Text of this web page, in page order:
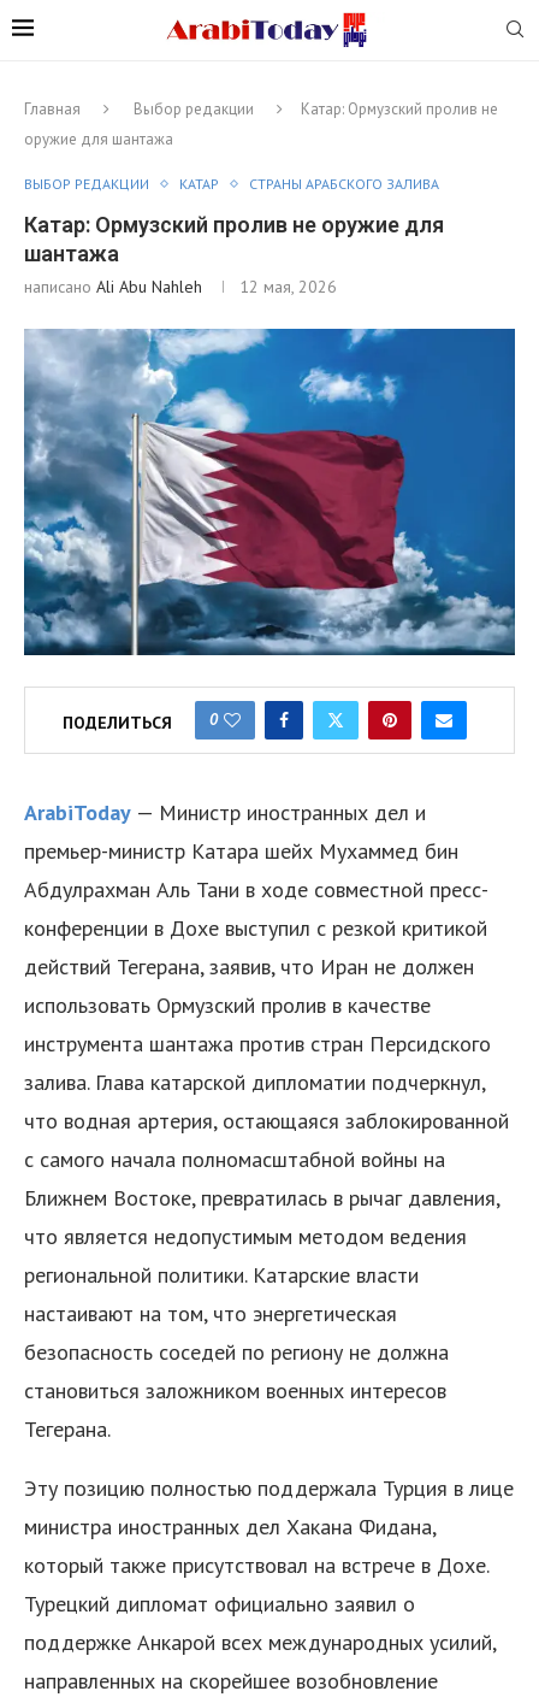
Главная Выбор редакции
Катар: Ормузский пролив не
оружие для шантажа
ВЫБОР РЕДАКЦИИ КАТАР СТРАНЫ АРАБСКОГО ЗАЛИВА
Катар: Ормузский пролив не оружие для
шантажа
написано Ali Abu Nahleh 12 мая, 2026
ПОДЕЛИТЬСЯ 0
ArabiToday — Министр иностранных дел и
премьер-министр Катара шейх Мухаммед бин
Абдулрахман Аль Тани в ходе совместной пресс-
конференции в Дохе выступил с резкой критикой
действий Тегерана, заявив, что Иран не должен
использовать Ормузский пролив в качестве
инструмента шантажа против стран Персидского
залива. Глава катарской дипломатии подчеркнул,
что водная артерия, остающаяся заблокированной
с самого начала полномасштабной войны на
Ближнем Востоке, превратилась в рычаг давления,
что является недопустимым методом ведения
региональной политики. Катарские власти
настаивают на том, что энергетическая
безопасность соседей по региону не должна
становиться заложником военных интересов
Тегерана.
Эту позицию полностью поддержала Турция в лице
министра иностранных дел Хакана Фидана,
который также присутствовал на встрече в Дохе.
Турецкий дипломат официально заявил о
поддержке Анкарой всех международных усилий,
направленных на скорейшее возобновление